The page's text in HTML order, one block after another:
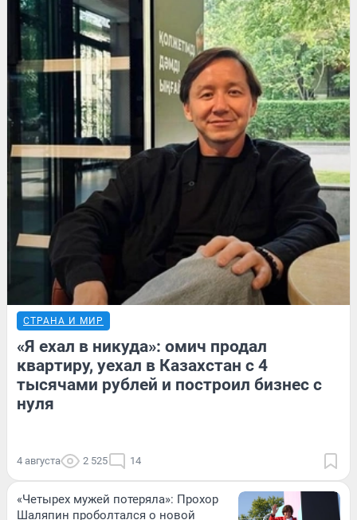
СТРАНА И МИР
«Я ехал в никуда»: омич продал
квартиру, уехал в Казахстан с 4
тысячами рублей и построил бизнес с
нуля
4 августа 2 525 14
«Четырех мужей потеряла»: Прохор
Шаляпин проболтался о новой